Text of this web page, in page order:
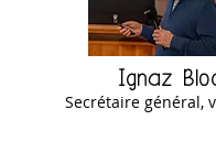
Ignaz
Secrétaire général,